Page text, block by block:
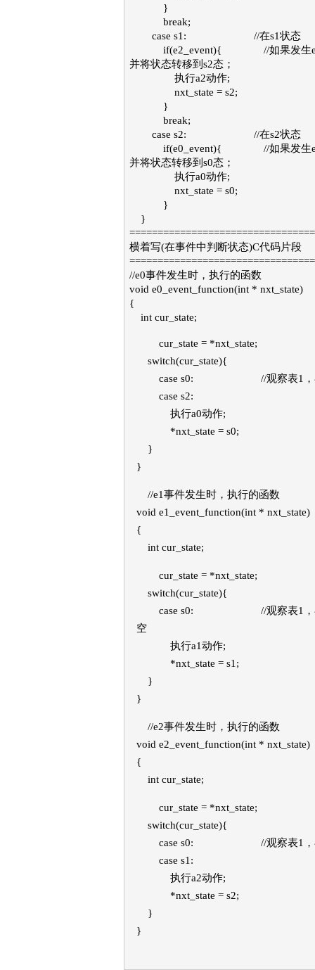
}
break;
case s1: //在s1状态
if(e2_event){ //如果发生e2事
并将状态转移到s2态；
执行a2动作;
nxt_state = s2;
}
break;
case s2: //在s2状态
if(e0_event){ //如果发生e0事
并将状态转移到s0态；
执行a0动作;
nxt_state = s0;
}
}
横着写(在事件中判断状态)C代码片段
//e0事件发生时，执行的函数
void e0_event_function(int * nxt_state)
{
int cur_state;
cur_state = *nxt_state;
switch(cur_state){
case s0: //观察表1，在e0
case s2:
执行a0动作;
*nxt_state = s0;
}
}
//e1事件发生时，执行的函数
void e1_event_function(int * nxt_state)
{
int cur_state;
cur_state = *nxt_state;
switch(cur_state){
case s0: //观察表1，在e1
空
执行a1动作;
*nxt_state = s1;
}
}
//e2事件发生时，执行的函数
void e2_event_function(int * nxt_state)
{
int cur_state;
cur_state = *nxt_state;
switch(cur_state){
case s0: //观察表1，在e2
case s1:
执行a2动作;
*nxt_state = s2;
}
}